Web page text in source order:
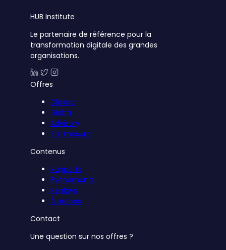
HUB Institute
Le partenaire de référence pour la
transformation digitale des grandes
organisations.
Offres
Classic
Global
Advisory
Sur mesure
Contenus
Rapports
Événements
Replays
À propos
Contact
Une question sur nos offres ?